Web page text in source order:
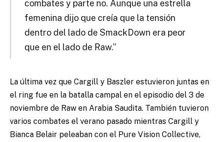
combates y parte no. Aunque una estrella
femenina dijo que creía que la tensión
dentro del lado de SmackDown era peor
que en el lado de Raw.”
La última vez que Cargill y Baszler estuvieron juntas en
el ring fue en la batalla campal en el episodio del 3 de
noviembre de Raw en Arabia Saudita. También tuvieron
varios combates el verano pasado mientras Cargill y
Bianca Belair peleaban con el Pure Vision Collective,